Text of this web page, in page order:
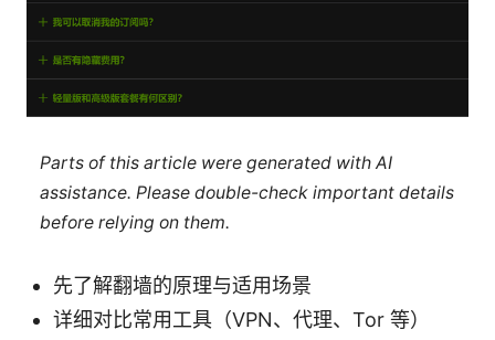
Parts of this article were generated with AI
assistance. Please double-check important details
before relying on them.
先了解翻墙的原理与适用场景
详细对比常用工具（VPN、代理、Tor 等）